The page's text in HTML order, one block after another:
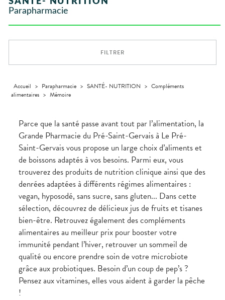
Trousse à
Aroma
Boissons et
Aliments
Compléments
VÉTÉRINAIRE
Etendre
CORPS-
Solaire
Visage
ÉQUIPE
UTILES
PHARMACIES
VIDÉOS DE
DISPOSITIFS
APPLICATION
SCAN
D’ORDONNANCE
Parapharmacie
FILTRER
Accueil > Parapharmacie > SANTÉ- NUTRITION > Compléments
alimentaires > Mémoire
Parce que la santé passe avant tout par l’alimentation, la
Grande Pharmacie du Pré-Saint-Gervais à Le Pré-
Saint-Gervais vous propose un large choix d’aliments et
de boissons adaptés à vos besoins. Parmi eux, vous
trouverez des produits de nutrition clinique ainsi que des
denrées adaptées à différents régimes alimentaires :
vegan, hyposodé, sans sucre, sans gluten... Dans cette
sélection, découvrez de délicieux jus de fruits et tisanes
bien-être. Retrouvez également des compléments
alimentaires au meilleur prix pour booster votre
immunité pendant l’hiver, retrouver un sommeil de
qualité ou encore prendre soin de votre microbiote
grâce aux probiotiques. Besoin d’un coup de pep’s ?
Pensez aux vitamines, elles vous aident à garder la pêche
!